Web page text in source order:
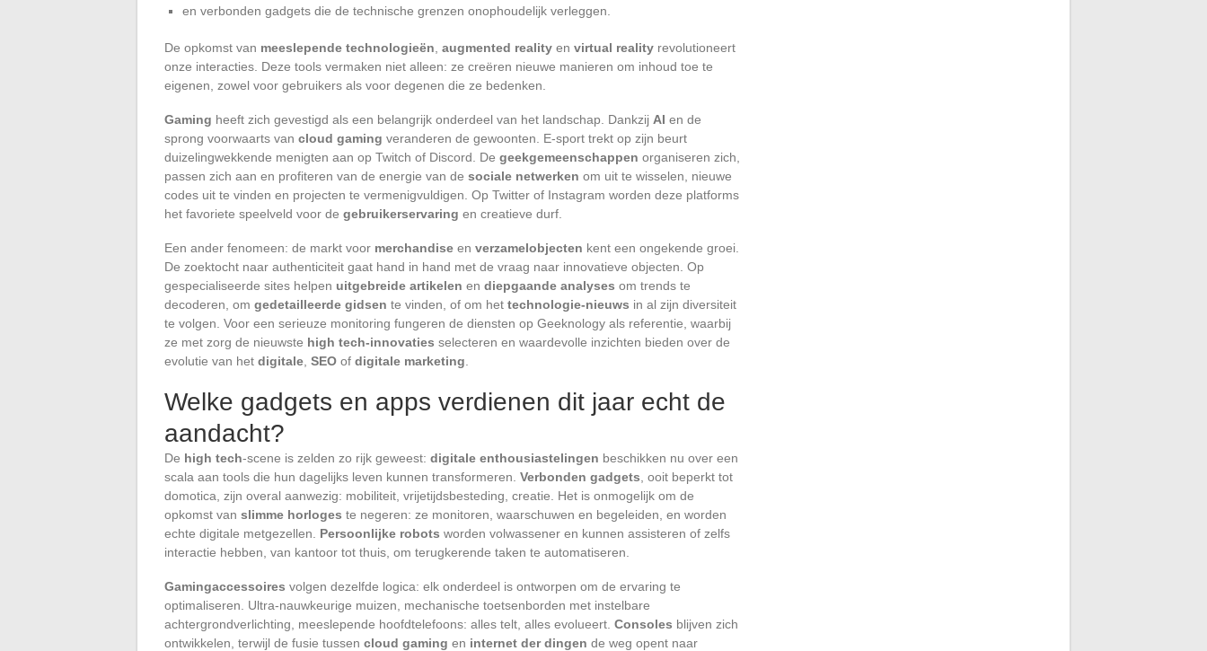
en verbonden gadgets die de technische grenzen onophoudelijk verleggen.
De opkomst van meeslepende technologieën augmented reality en virtual reality revolutioneert
onze interacties. Deze tools vermaken niet alleen: ze creëren nieuwe manieren om inhoud toe te
eigenen, zowel voor gebruikers als voor degenen die ze bedenken.
Gaming heeft zich gevestigd als een belangrijk onderdeel van het landschap. Dankzij AI en de
sprong voorwaarts van cloud gaming veranderen de gewoonten. E-sport trekt op zijn beurt
duizelingwekkende menigten aan op Twitch of Discord. De geekgemeenschappen organiseren zich,
passen zich aan en profiteren van de energie van de sociale netwerken om uit te wisselen, nieuwe
codes uit te vinden en projecten te vermenigvuldigen. Op Twitter of Instagram worden deze platforms
het favoriete speelveld voor de gebruikerservaring en creatieve durf.
Een ander fenomeen: de markt voor merchandise en verzamelobjecten kent een ongekende groei.
De zoektocht naar authenticiteit gaat hand in hand met de vraag naar innovatieve objecten. Op
gespecialiseerde sites helpen uitgebreide artikelen en diepgaande analyses om trends te
decoderen, om gedetailleerde gidsen te vinden, of om het technologie-nieuws in al zijn diversiteit
te volgen. Voor een serieuze monitoring fungeren de diensten op Geeknology als referentie, waarbij
ze met zorg de nieuwste high tech-innovaties selecteren en waardevolle inzichten bieden over de
evolutie van het digitale SEO of digitale marketing
Welke gadgets en apps verdienen dit jaar echt de
aandacht?
De high tech-scene is zelden zo rijk geweest: digitale enthousiastelingen beschikken nu over een
scala aan tools die hun dagelijks leven kunnen transformeren. Verbonden gadgets , ooit beperkt tot
domotica, zijn overal aanwezig: mobiliteit, vrijetijdsbesteding, creatie. Het is onmogelijk om de
opkomst van slimme horloges te negeren: ze monitoren, waarschuwen en begeleiden, en worden
echte digitale metgezellen. Persoonlijke robots worden volwassener en kunnen assisteren of zelfs
interactie hebben, van kantoor tot thuis, om terugkerende taken te automatiseren.
Gamingaccessoires volgen dezelfde logica: elk onderdeel is ontworpen om de ervaring te
optimaliseren. Ultra-nauwkeurige muizen, mechanische toetsenborden met instelbare
achtergrondverlichting, meeslepende hoofdtelefoons: alles telt, alles evolueert. Consoles blijven zich
ontwikkelen, terwijl de fusie tussen cloud gaming en internet der dingen de weg opent naar